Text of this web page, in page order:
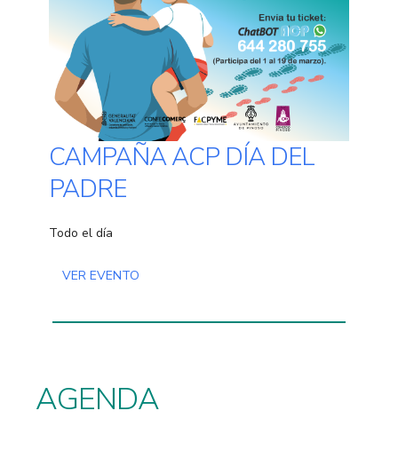
CAMPAÑA ACP DÍA DEL
PADRE
Todo el día
VER EVENTO
AGENDA